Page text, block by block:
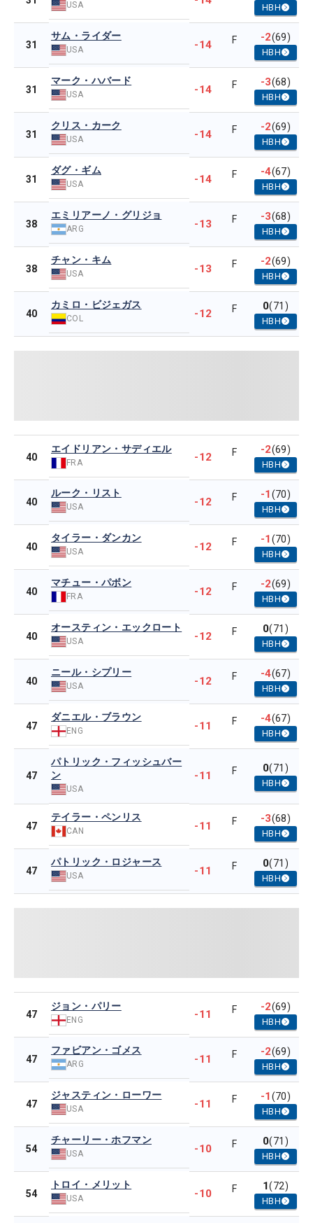
USA HBH
31
サム・ライダー
USA -14 F -2(69)
HBH
31
マーク・ハバード
USA -14 F -3(68)
HBH
31
クリス・カーク
USA -14 F -2(69)
HBH
31
ダグ・ギム
USA -14 F -4(67)
HBH
38
エミリアーノ・グリジョ
ARG -13 F -3(68)
HBH
38
チャン・キム
USA -13 F -2(69)
HBH
40
カミロ・ビジェガス
COL -12 F 0(71)
HBH
40
エイドリアン・サディエル
FRA -12 F -2(69)
HBH
40
ルーク・リスト
USA -12 F -1(70)
HBH
40
タイラー・ダンカン
USA -12 F -1(70)
HBH
40
マチュー・パボン
FRA -12 F -2(69)
HBH
40
オースティン・エックロート
USA -12 F 0(71)
HBH
40
ニール・シプリー
USA -12 F -4(67)
HBH
47
ダニエル・ブラウン
ENG -11 F -4(67)
HBH
47
パトリック・フィッシュバー
ン
USA
-11 F 0(71)
HBH
47
テイラー・ペンリス
CAN -11 F -3(68)
HBH
47
パトリック・ロジャース
USA -11 F 0(71)
HBH
47
ジョン・パリー
ENG -11 F -2(69)
HBH
47
ファビアン・ゴメス
ARG -11 F -2(69)
HBH
47
ジャスティン・ローワー
USA -11 F -1(70)
HBH
54
チャーリー・ホフマン
USA -10 F 0(71)
HBH
54
トロイ・メリット
USA -10 F 1(72)
HBH